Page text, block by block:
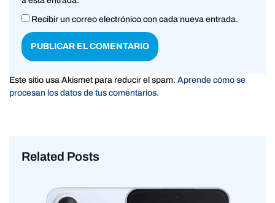
Recibir un correo electrónico con cada nueva entrada.
Este sitio usa Akismet para reducir el spam. Aprende cómo se
procesan los datos de tus comentarios.
Related Posts